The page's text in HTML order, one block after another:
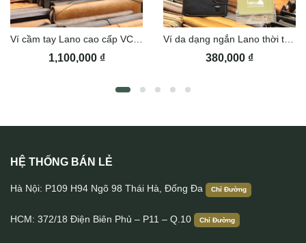
Ví da nam handmade tiện lợi Lano VDNTK021
1,100,000 ₫ 380,000 ₫
HỆ THỐNG BÁN LẺ
Hà Nội: P109 H94 Ngõ 98 Thái Hà, Đống Đa Chỉ Đường
HCM: 372/18 Điện Biên Phủ – P11 – Q.10 Chỉ Đường